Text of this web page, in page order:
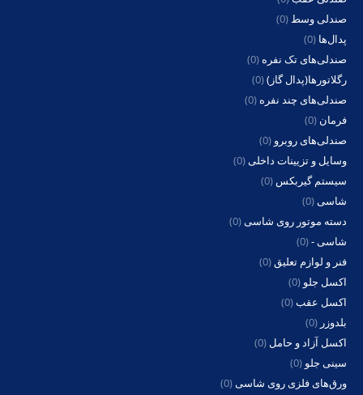
صندلی وسط (0)
پدال‌ها (0)
صندلی‌های تک نفره (0)
رگلاتورها(پدال گاز)(0)
صندلی‌های چند نفره (0)
فرمان (0)
صندلی‌های روبرو (0)
وسایل و تزیینات داخلی(0)
سیستم گیربکس (0)
شاسی(0)
دسته موتور روی شاسی(0)
شاسی -(0)
فنر و لوازم تعلیق(0)
اکسل جلو (0)
اکسل عقب(0)
بلدوزر (0)
اکسل آزاد و حامل (0)
سینی جلو (0)
ورق‌های فلزی روی شاسی(0)